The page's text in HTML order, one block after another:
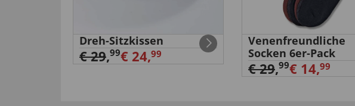
Dreh-Sitzkissen
€ 29,99€ 24,99
Venenfreundliche
Socken 6er-Pack
€ 29,99€ 14,99